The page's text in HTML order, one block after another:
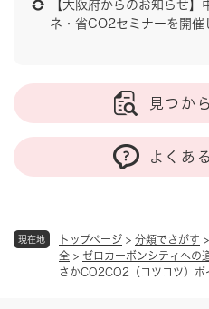
現在地 トップページ > 分類でさがす >
全 > ゼロカーボンシティへの
さかCO2CO2（コツコツ）ポ
【大阪府からのお知らせ】
ネ・省CO2セミナーを開催
見つか
よくあ